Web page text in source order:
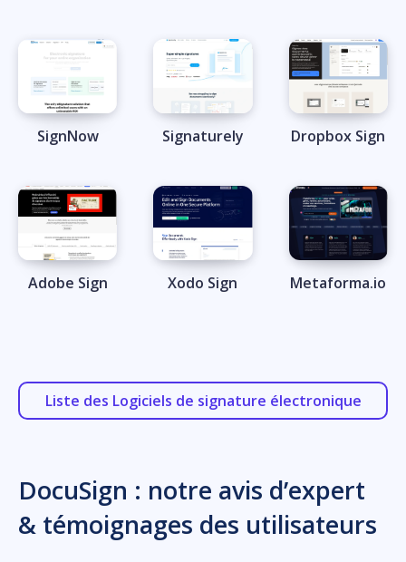
SignNow Signaturely Dropbox Sign
Adobe Sign Xodo Sign Metaforma.io
Liste des Logiciels de signature électronique
DocuSign : notre avis d’expert
& témoignages des utilisateurs